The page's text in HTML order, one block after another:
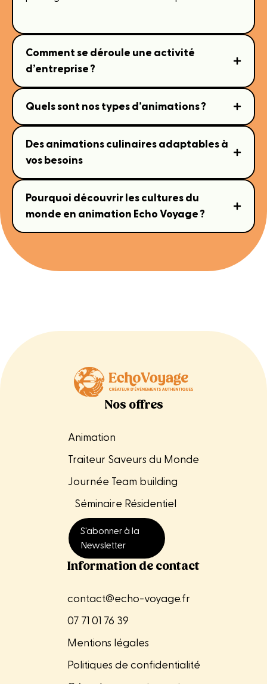
Comment se déroule une activité
d’entreprise ?
Quels sont nos types d’animations ?
Des animations culinaires adaptables à
vos besoins
Pourquoi découvrir les cultures du
monde en animation Echo Voyage ?
Nos offres
Animation
Traiteur Saveurs du Monde
Journée Team building
Séminaire Résidentiel
S'abonner à la
Newsletter
Information de contact
contact@echo-voyage.fr
07 71 01 76 39
Mentions légales
Politiques de confidentialité